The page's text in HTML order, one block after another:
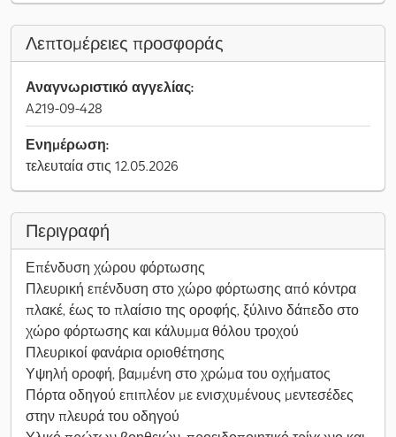
Λεπτομέρειες προσφοράς
Αναγνωριστικό αγγελίας:
A219-09-428
Ενημέρωση:
τελευταία στις 12.05.2026
Περιγραφή
Επένδυση χώρου φόρτωσης
Πλευρική επένδυση στο χώρο φόρτωσης από κόντρα
πλακέ, έως το πλαίσιο της οροφής, ξύλινο δάπεδο στο
χώρο φόρτωσης και κάλυμμα θόλου τροχού
Πλευρικοί φανάρια οριοθέτησης
Υψηλή οροφή, βαμμένη στο χρώμα του οχήματος
Πόρτα οδηγού επιπλέον με ενισχυμένους μεντεσέδες
στην πλευρά του οδηγού